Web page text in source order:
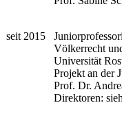
seit 2015
Völkerrecht
Universität
Projekt an der
Prof. Dr.
Direktoren: